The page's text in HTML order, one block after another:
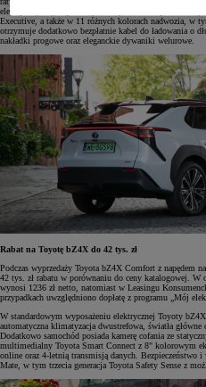
elektrycznych „Mój elektryk”. Toyota bZ4X posiada trzy
Executive, a także w 11 różnych kolorach nadwozia, w
otrzymuje dodatkowo bezpłatnie kabel do ładowania o
nakładki progowe oraz eleganckie dywaniki welurowe.
Rabat na Toyotę bZ4X do 42 tys. zł
Podczas wyprzedaży Toyota bZ4X Comfort z napędem
42 tys. zł rabatu w porównaniu do ceny katalogowej.
wynosi 1236 zł netto, natomiast w Leasingu
przypadkach uwzględniono dopłatę z programu „Mój
W standardowym wyposażeniu elektrycznej Toyoty
automatyczna klimatyzacja dwustrefowa, światła
Dodatkowo samochód posiada kamerę cofania ze
multimedialny Toyota Smart Connect z 8" kolorowym
online oraz 4-letnią transmisją danych. Bezpieczeństwo
Mate, w tym trzecia generacja Toyota Safety Sense z